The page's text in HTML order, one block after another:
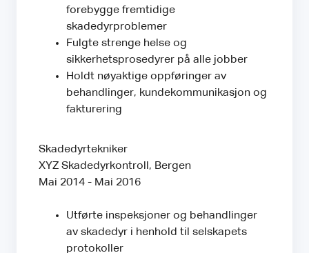
forebygge fremtidige
skadedyrproblemer
Fulgte strenge helse og
sikkerhetsprosedyrer på alle jobber
Holdt nøyaktige oppføringer av
behandlinger, kundekommunikasjon og
fakturering
Skadedyrtekniker
XYZ Skadedyrkontroll, Bergen
Mai 2014 - Mai 2016
Utførte inspeksjoner og behandlinger
av skadedyr i henhold til selskapets
protokoller